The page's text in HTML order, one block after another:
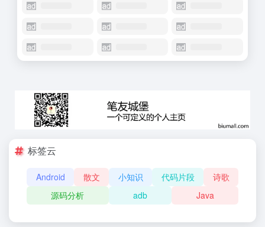
标签云
Android 散文 小知识 代码片段
诗歌
源码分析
adb Java